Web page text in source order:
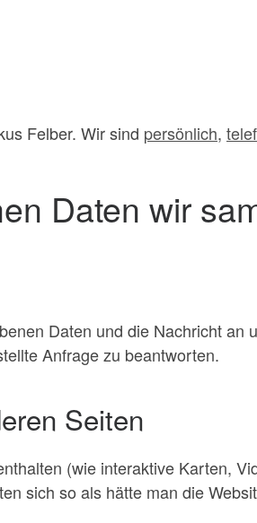
Felber. Wir sind persönlich,
Daten wir
Daten und die Nachricht an
Anfrage zu beantworten.
Seiten
(wie interaktive Karten,
sich so als hätte man die